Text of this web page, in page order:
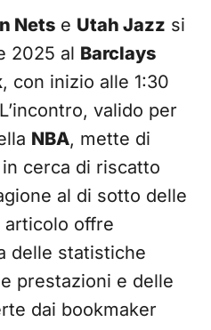
Nets e Utah Jazz si
2025 al Barclays
, con inizio alle 1:30
valido per
NBA, mette di
cerca di riscatto
al di sotto delle
articolo offre
delle statistiche
prestazioni e delle
dai bookmaker